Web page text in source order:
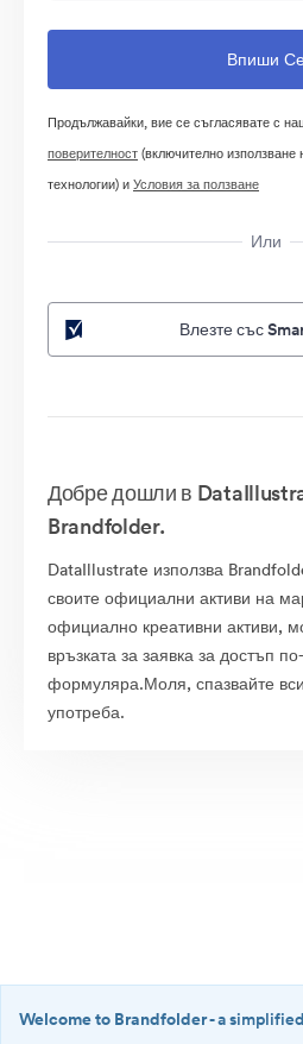
Продължавайки, вие се съгласявате с
поверителност(включително използване
технологии) иУсловия за ползване
Или
Влезте със
Добре дошли в
Brandfolder.
DataIllustrate използва
своите официални активи на
официално креативни активи,
връзката за заявка за достъп
формуляра.Моля, спазвайте
употреба.
Welcome to Brandfolder- a